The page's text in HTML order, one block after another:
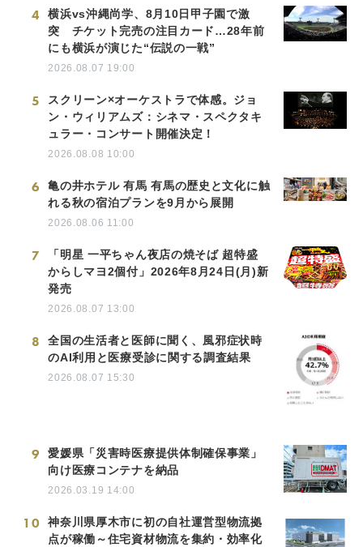
4
横浜vs沖縄尚学、8月10日甲子園で激
突 チケット完売の注目カード…28年前
にも横浜が演じた“伝説の一戦”
2026.08.07 19:00
5
スクリーン×オーケストラで体感。ジョ
ン・ウィリアムズ：シネマ・スペクタキ
ュラー・コンサート開催決定！
2026.08.08 10:00
6
亀の井ホテル 有馬 有馬の歴史と文化に触
れる秋の宿泊プランを9月から展開
2026.08.06 11:00
7
「明星 一平ちゃん夜店の焼そば 超特盛
からしマヨ2個付」2026年8月24日(月)新
発売
2026.08.07 13:00
8
全国の生活者と医師に聞く、風邪症状時
のAI利用と医療受診に関する調査結果
2026.08.07 15:30
9
愛媛県「災害時医療提供体制確保事業」
向け医療コンテナを納品
2026.03.19 14:00
10
神奈川県厚木市に初の自社運営型物流拠
点が稼働～住宅資材物流を集約・効率化